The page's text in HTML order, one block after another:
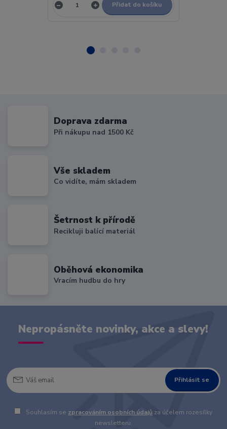
Přidat do košíku
Doprava zdarma
Při nákupu nad 1500 Kč
Vše skladem
Co vidíte, mám skladem
Šetrnost k přírodě
Recikluji balící materiál
Oběhová ekonomika
Vracím hudbu do hry
Nepropásněte novinky, akce a slevy!
Přihlásit se
Souhlasím se zpracováním osobních údajů za účelem rozesílky
newsletteru.